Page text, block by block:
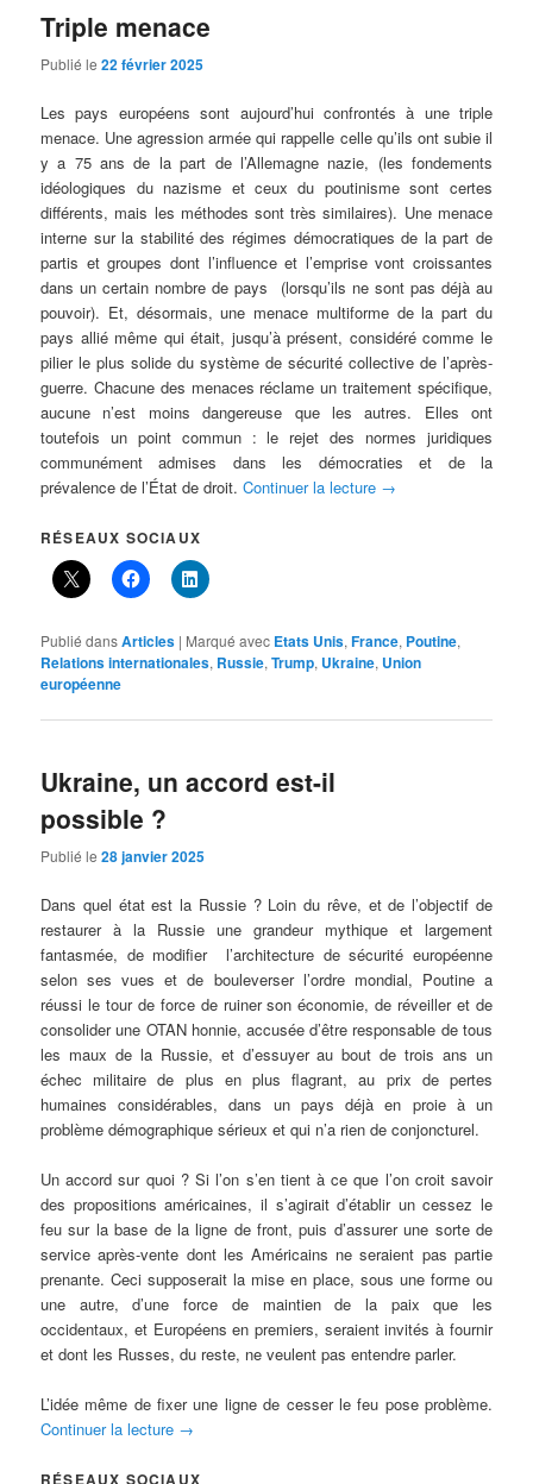
Triple menace
Publié le22 février 2025
Les pays européens sont aujourd’hui confrontés à une triple
menace. Une agression armée qui rappelle celle qu’ils ont subie il
y a 75 ans de la part de l’Allemagne nazie, (les fondements
idéologiques du nazisme et ceux du poutinisme sont certes
différents, mais les méthodes sont très similaires). Une menace
interne sur la stabilité des régimes démocratiques de la part de
partis et groupes dont l’influence et l’emprise vont croissantes
dans un certain nombre de pays (lorsqu’ils ne sont pas déjà au
pouvoir). Et, désormais, une menace multiforme de la part du
pays allié même qui était, jusqu’à présent, considéré comme le
pilier le plus solide du système de sécurité collective de l’après-
guerre. Chacune des menaces réclame un traitement spécifique,
aucune n’est moins dangereuse que les autres. Elles ont
toutefois un point commun : le rejet des normes juridiques
communément admises dans les démocraties et de la
prévalence de l’État de droit.Continuer la lecture →
RÉSEAUX SOCIAUX
Publié dansArticles | Marqué avec Etats Unis,France, Poutine,
Relations internationales, Russie,Trump, Ukraine, Union
européenne
Ukraine, un accord est-il
possible ?
Publié le28 janvier 2025
Dans quel état est la Russie ? Loin du rêve, et de l’objectif de
restaurer à la Russie une grandeur mythique et largement
fantasmée, de modifier l’architecture de sécurité européenne
selon ses vues et de bouleverser l’ordre mondial, Poutine a
réussi le tour de force de ruiner son économie, de réveiller et de
consolider une OTAN honnie, accusée d’être responsable de tous
les maux de la Russie, et d’essuyer au bout de trois ans un
échec militaire de plus en plus flagrant, au prix de pertes
humaines considérables, dans un pays déjà en proie à un
problème démographique sérieux et qui n’a rien de conjoncturel.
Un accord sur quoi ? Si l’on s’en tient à ce que l’on croit savoir
des propositions américaines, il s’agirait d’établir un cessez le
feu sur la base de la ligne de front, puis d’assurer une sorte de
service après-vente dont les Américains ne seraient pas partie
prenante. Ceci supposerait la mise en place, sous une forme ou
une autre, d’une force de maintien de la paix que les
occidentaux, et Européens en premiers, seraient invités à fournir
et dont les Russes, du reste, ne veulent pas entendre parler.
L’idée même de fixer une ligne de cesser le feu pose problème.
Continuer la lecture →
RÉSEAUX SOCIAUX